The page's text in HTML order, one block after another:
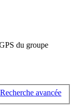
du groupe
Recherche avancée